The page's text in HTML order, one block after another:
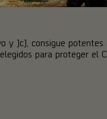
y JcJ, consigue
para proteger el